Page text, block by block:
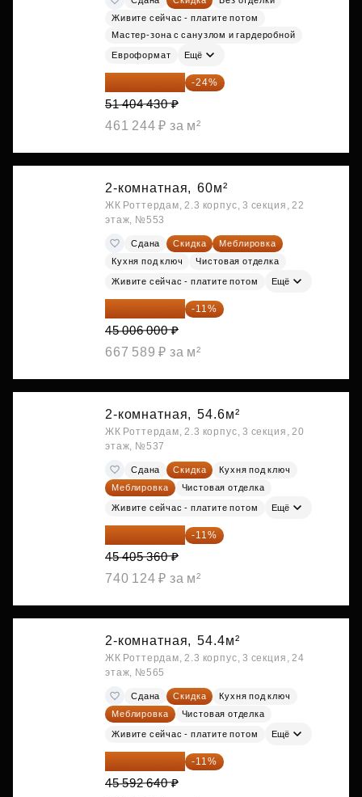
Живите сейчас - платите потом
Мастер-зона с санузлом и гардеробной
Евроформат Ещё
39 067 367 ₽ -24%
51 404 430 ₽
461 244 ₽ за м²
2-комнатная, 60м²
ЖК Роттердам, 2.3 корпус, 3 секция, 22
этаж, №553
Сдана Скидка
Меблировка
Кухня под ключ
Чистовая отделка
Живите сейчас - платите потом Ещё
40 055 340 ₽ -11%
45 006 000 ₽
667 589 ₽ за м²
2-комнатная, 54.6м²
ЖК Роттердам, 2.3 корпус, 3 секция, 20
этаж, №537
Сдана Скидка
Кухня под ключ
Меблировка
Чистовая отделка
Живите сейчас - платите потом Ещё
40 410 770 ₽ -11%
45 405 360 ₽
740 124 ₽ за м²
2-комнатная, 54.4м²
ЖК Роттердам, 2.3 корпус, 3 секция, 24
этаж, №565
Сдана Скидка
Кухня под ключ
Меблировка
Чистовая отделка
Живите сейчас - платите потом Ещё
40 577 450 ₽ -11%
45 592 640 ₽